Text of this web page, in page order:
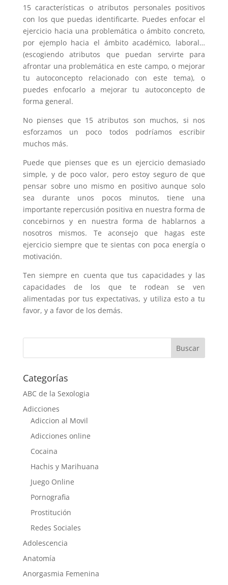
15 características o atributos personales positivos
con los que puedas identificarte. Puedes enfocar el
ejercicio hacia una problemática o ámbito concreto,
por ejemplo hacia el ámbito académico, laboral…
(escogiendo atributos que puedan servirte para
afrontar una problemática en este campo, o mejorar
tu autoconcepto relacionado con este tema), o
puedes enfocarlo a mejorar tu autoconcepto de
forma general.
No pienses que 15 atributos son muchos, si nos
esforzamos un poco todos podríamos escribir
muchos más.
Puede que pienses que es un ejercicio demasiado
simple, y de poco valor, pero estoy seguro de que
pensar sobre uno mismo en positivo aunque solo
sea durante unos pocos minutos, tiene una
importante repercusión positiva en nuestra forma de
concebirnos y en nuestra forma de hablarnos a
nosotros mismos. Te aconsejo que hagas este
ejercicio siempre que te sientas con poca energía o
motivación.
Ten siempre en cuenta que tus capacidades y las
capacidades de los que te rodean se ven
alimentadas por tus expectativas, y utiliza esto a tu
favor, y a favor de los demás.
Categorías
ABC de la Sexologia
Adicciones
Adiccion al Movil
Adicciones online
Cocaina
Hachis y Marihuana
Juego Online
Pornografia
Prostitución
Redes Sociales
Adolescencia
Anatomía
Anorgasmia Femenina